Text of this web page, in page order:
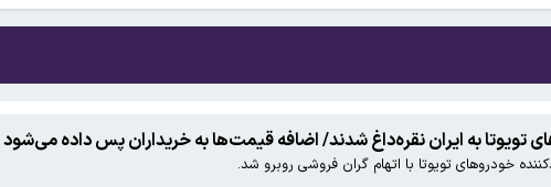
ساخت پناهگاه و پارکینگ -پناهگاه در پایتخت
پای بیگانگان دارد به منطقه خزر باز می‌شود
تویوتا به ایران نقره‌داغ شدند/ اضافه‌ قیمت‌ها به خریداران پس داده می‌شود